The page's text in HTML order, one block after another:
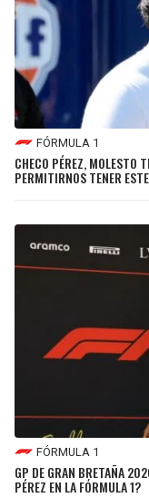
FÓRMULA 1
CHECO PÉREZ, MOLESTO
PERMITIRNOS TENER
FÓRMULA 1
GP DE GRAN BRETAÑA
PÉREZ EN LA FÓRMULA 1?